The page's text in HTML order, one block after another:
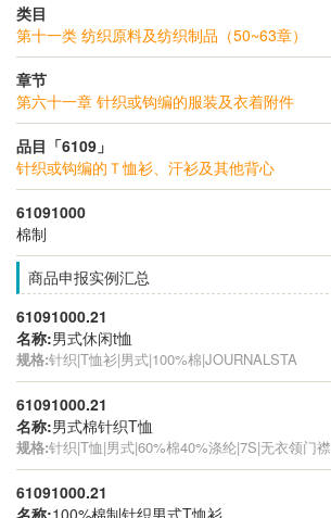
类目
第十一类 纺织原料及纺织制品（50~63章）
章节
第六十一章 针织或钩编的服装及衣着附件
品目「6109」
针织或钩编的Ｔ恤衫、汗衫及其他背心
61091000
棉制
商品申报实例汇总
61091000.21
名称:男式休闲t恤
规格:针织|T恤衫|男式|100%棉|JOURNALSTA
61091000.21
名称:男式棉针织T恤
规格:针织|T恤|男式|60%棉40%涤纶|7S|无衣领门襟
61091000.21
名称:100%棉制针织男式T恤衫